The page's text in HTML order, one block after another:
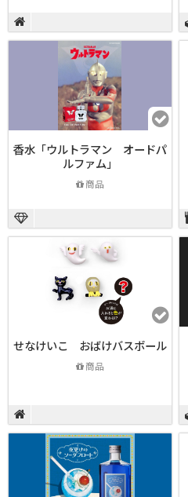
香水「ウルトラマン オードパ
ルファム」
商品
せなけいこ おばけバスボール
商品